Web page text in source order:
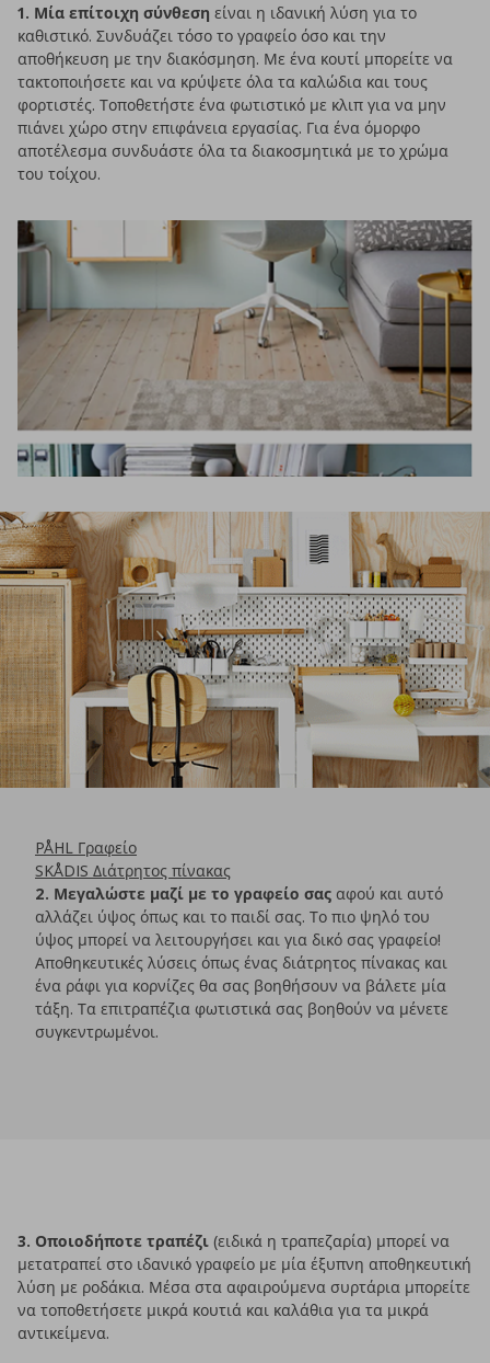
1. Μία επίτοιχη σύνθεση είναι η ιδανική λύση για το
καθιστικό. Συνδυάζει τόσο το γραφείο όσο και την
αποθήκευση με την διακόσμηση. Με ένα κουτί μπορείτε να
τακτοποιήσετε και να κρύψετε όλα τα καλώδια και τους
φορτιστές. Τοποθετήστε ένα φωτιστικό με κλιπ για να μην
πιάνει χώρο στην επιφάνεια εργασίας. Για ένα όμορφο
αποτέλεσμα συνδυάστε όλα τα διακοσμητικά με το χρώμα
του τοίχου.
PÅHL Γραφείο
SKÅDIS Διάτρητος πίνακας
2. Μεγαλώστε μαζί με το γραφείο σας αφού και αυτό
αλλάζει ύψος όπως και το παιδί σας. Το πιο ψηλό του
ύψος μπορεί να λειτουργήσει και για δικό σας γραφείο!
Αποθηκευτικές λύσεις όπως ένας διάτρητος πίνακας και
ένα ράφι για κορνίζες θα σας βοηθήσουν να βάλετε μία
τάξη. Τα επιτραπέζια φωτιστικά σας βοηθούν να μένετε
συγκεντρωμένοι.
3. Οποιοδήποτε τραπέζι (ειδικά η τραπεζαρία) μπορεί να
μετατραπεί στο ιδανικό γραφείο με μία έξυπνη αποθηκευτική
λύση με ροδάκια. Μέσα στα αφαιρούμενα συρτάρια μπορείτε
να τοποθετήσετε μικρά κουτιά και καλάθια για τα μικρά
αντικείμενα.